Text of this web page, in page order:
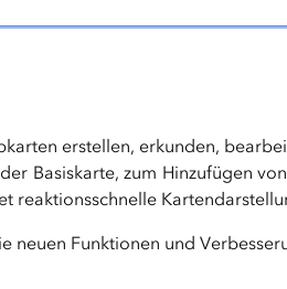
erstellen, erkunden,
Basiskarte, zum Hinzufügen
reaktionsschnelle
neuen Funktionen und